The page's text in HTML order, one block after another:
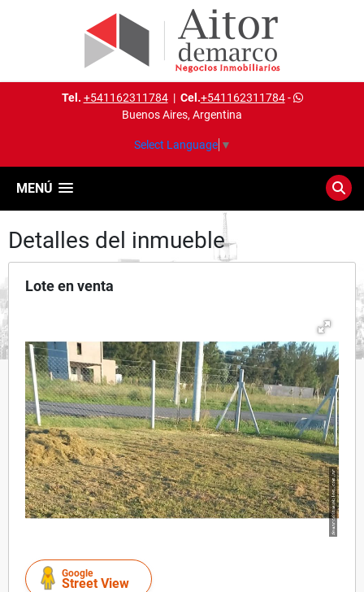
Tel. +541162311784| Cel.+541162311784-
Buenos Aires, Argentina
Select Language ▼
MENÚ
Detalles del inmueble
Lote en venta
Google
Street View